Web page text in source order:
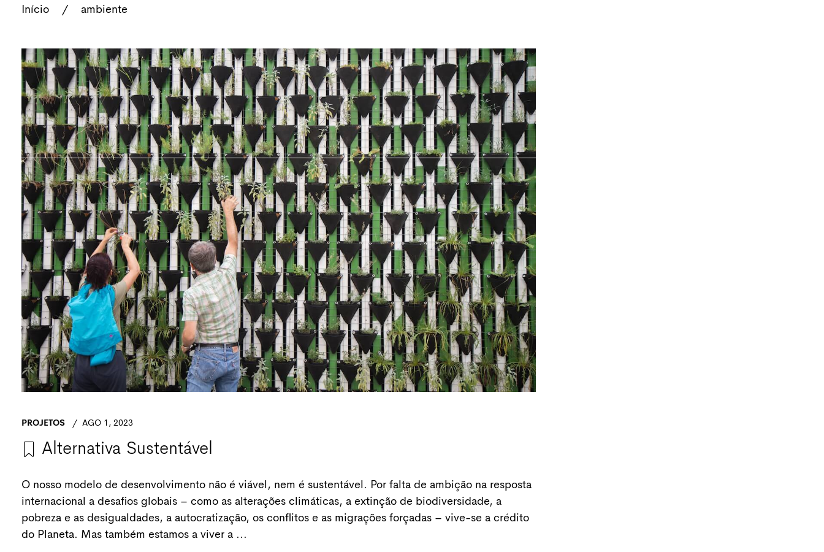
Início / ambiente
PROJETOS AGO 1, 2023
Alternativa Sustentável
O nosso modelo de desenvolvimento não é viável, nem é sustentável. Por falta de ambição na resposta
internacional a desafios globais – como as alterações climáticas, a extinção de biodiversidade, a
pobreza e as desigualdades, a autocratização, os conflitos e as migrações forçadas – vive-se a crédito
do Planeta. Mas também estamos a viver a ...